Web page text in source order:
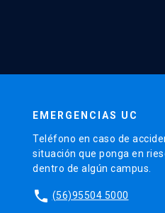
EMERGENCIAS UC
Teléfono en caso de
situación que ponga en
dentro de algún campus.
phone (56)95504 5000